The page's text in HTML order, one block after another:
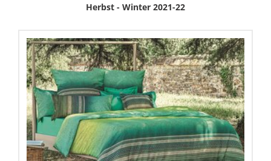
Herbst - Winter 2021-22